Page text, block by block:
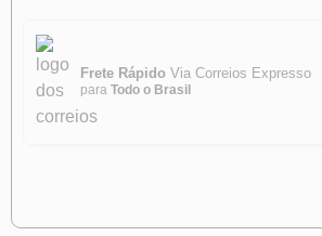
Frete Rápido Via Correios Expresso
para Todo o Brasil